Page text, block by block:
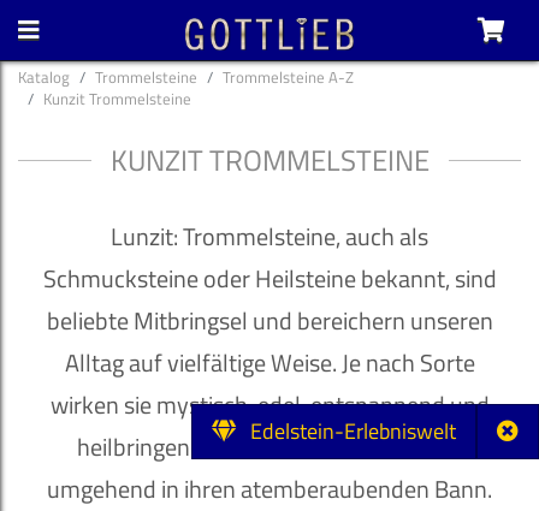
Edelstein-Erlebniswelt
Katalog Trommelsteine
Trommelsteine A-Z
Kunzit Trommelsteine
KUNZIT TROMMELSTEINE
Lunzit: Trommelsteine, auch als
Schmucksteine oder Heilsteine bekannt, sind
beliebte Mitbringsel und bereichern unseren
Alltag auf vielfältige Weise. Je nach Sorte
wirken sie mystisch, edel, entspannend und
heilbringend und ziehen ihren Besitzer
umgehend in ihren atemberaubenden Bann.